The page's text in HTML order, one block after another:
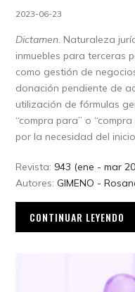
2023-06-23
Dictamen . Naturaleza
inmuebles para terceras
como gestión de
donación pendiente de
utilización de fórmulas
“compra para” o
por la necesidad del
Revista: 943 (ene - mar
Autores:GIMENO -
CONTINUAR LEYENDO